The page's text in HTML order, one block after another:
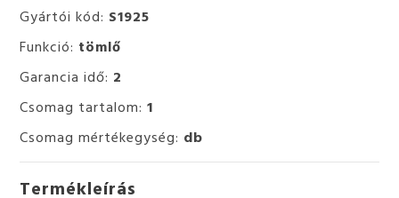
Gyártói kód: S1925
Funkció: tömlő
Garancia idő: 2
Csomag tartalom:1
Csomag mértékegység: db
Termékleírás